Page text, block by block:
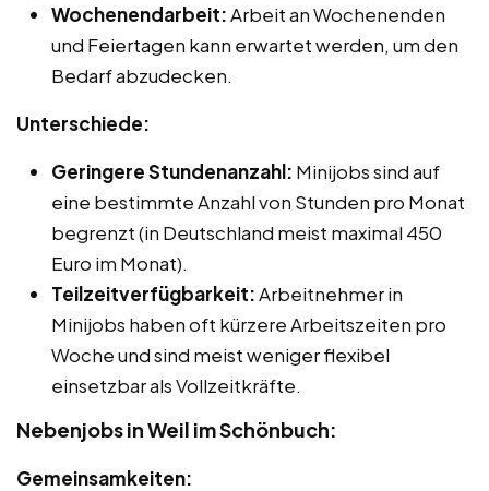
Wochenendarbeit:Arbeit an Wochenenden
und Feiertagen kann erwartet werden, um den
Bedarf abzudecken.
Unterschiede:
Geringere Stundenanzahl: Minijobs sind auf
eine bestimmte Anzahl von Stunden pro Monat
begrenzt (in Deutschland meist maximal 450
Euro im Monat).
Teilzeitverfügbarkeit:Arbeitnehmer in
Minijobs haben oft kürzere Arbeitszeiten pro
Woche und sind meist weniger flexibel
einsetzbar als Vollzeitkräfte.
Nebenjobs in Weil im Schönbuch:
Gemeinsamkeiten: